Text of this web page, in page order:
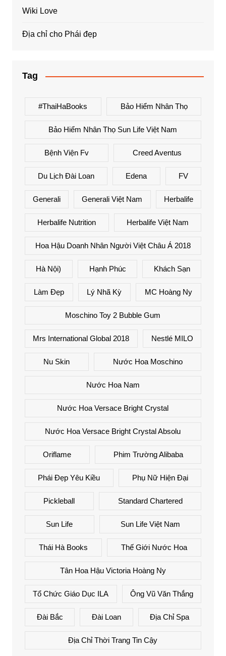
Wiki Love
Địa chỉ cho Phái đẹp
Tag
#ThaiHaBooks Bảo Hiểm Nhân Thọ
Bảo Hiểm Nhân Thọ Sun Life Việt Nam
Bệnh Viện Fv Creed Aventus
Du Lịch Đài Loan Edena FV
Generali Generali Việt Nam Herbalife
Herbalife Nutrition Herbalife Việt Nam
Hoa Hậu Doanh Nhân Người Việt Châu Á 2018
Hà Nội) Hạnh Phúc Khách Sạn
Làm Đẹp Lý Nhã Kỳ MC Hoàng Ny
Moschino Toy 2 Bubble Gum
Mrs International Global 2018 Nestlé MILO
Nu Skin Nước Hoa Moschino
Nước Hoa Nam
Nước Hoa Versace Bright Crystal
Nước Hoa Versace Bright Crystal Absolu
Oriflame Phim Trường Alibaba
Phái Đẹp Yêu Kiều Phụ Nữ Hiện Đại
Pickleball Standard Chartered
Sun Life Sun Life Việt Nam
Thái Hà Books Thế Giới Nước Hoa
Tân Hoa Hậu Victoria Hoàng Ny
Tổ Chức Giáo Dục ILA Ông Vũ Văn Thắng
Đài Bắc Đài Loan Địa Chỉ Spa
Địa Chỉ Thời Trang Tin Cậy